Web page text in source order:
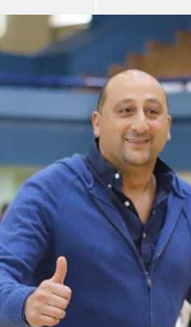
الدوري السعودي للمحترفين
أبطال أوروبا
أبطال إفريقيا